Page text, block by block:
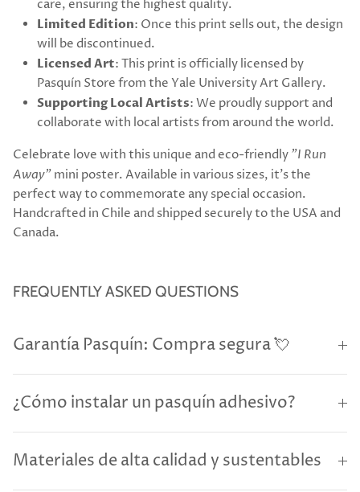
care, ensuring the highest quality.
Limited Edition: Once this print sells out, the design
will be discontinued.
Licensed Art: This print is officially licensed by
Pasquín Store from the Yale University Art Gallery.
Supporting Local Artists: We proudly support and
collaborate with local artists from around the world.
Celebrate love with this unique and eco-friendly "I Run
Away" mini poster. Available in various sizes, it’s the
perfect way to commemorate any special occasion.
Handcrafted in Chile and shipped securely to the USA and
Canada.
FREQUENTLY ASKED QUESTIONS
Garantía Pasquín: Compra segura 💘
¿Cómo instalar un pasquín adhesivo?
Materiales de alta calidad y sustentables